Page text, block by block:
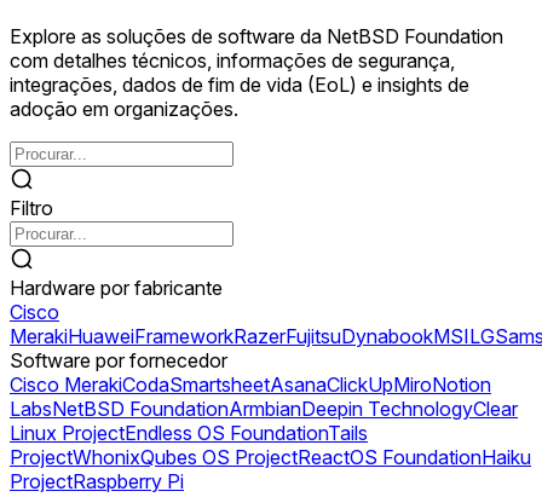
Explore as soluções de software da NetBSD Foundation
com detalhes técnicos, informações de segurança,
integrações, dados de fim de vida (EoL) e insights de
adoção em organizações.
Filtro
Hardware por fabricante
Cisco
MerakiHuaweiFrameworkRazerFujitsuDynabookMSILG
Software por fornecedor
Cisco MerakiCodaSmartsheetAsanaClickUpMiroNotion
LabsNetBSD FoundationArmbianDeepin TechnologyClear
Linux ProjectEndless OS FoundationTails
ProjectWhonixQubes OS ProjectReactOS FoundationHaiku
ProjectRaspberry Pi